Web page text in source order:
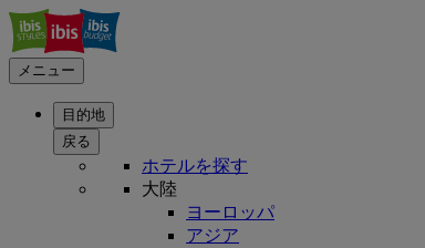
メニュー
目的地
戻る
ホテルを探す
大陸
ヨーロッパ
アジア